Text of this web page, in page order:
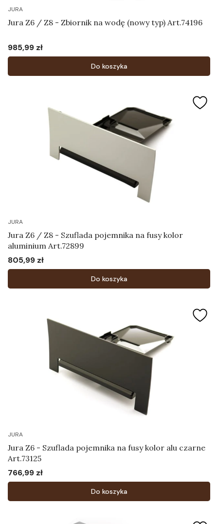
JURA
Jura Z6 / Z8 - Zbiornik na wodę (nowy typ) Art.74196
Cena
985,99 zł
Do koszyka
JURA
Jura Z6 / Z8 - Szuflada pojemnika na fusy kolor
aluminium Art.72899
Cena
805,99 zł
Do koszyka
JURA
Jura Z6 - Szuflada pojemnika na fusy kolor alu czarne
Art.73125
Cena
766,99 zł
Do koszyka